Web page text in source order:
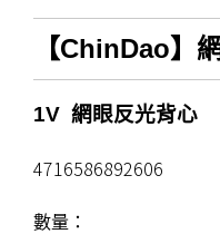
【ChinDao】
1V 網眼反光背心
4716586892606
數量：